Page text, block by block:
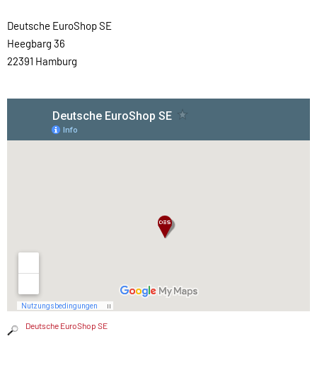
Deutsche EuroShop SE
Heegbarg 36
22391 Hamburg
Deutsche EuroShop SE